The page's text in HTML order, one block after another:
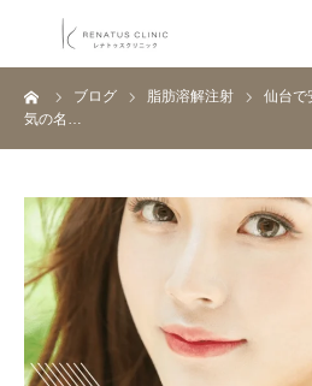
ブログ 脂肪溶解注射
仙台で
気の名…
HOME
料金表
クリニック一覧
医師紹介